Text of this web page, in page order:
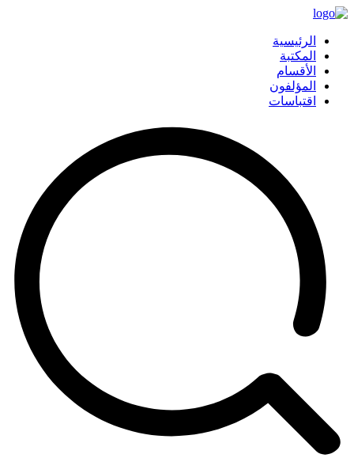
الرئيسية
المكتبة
الأقسام
المؤلفون
اقتباسات